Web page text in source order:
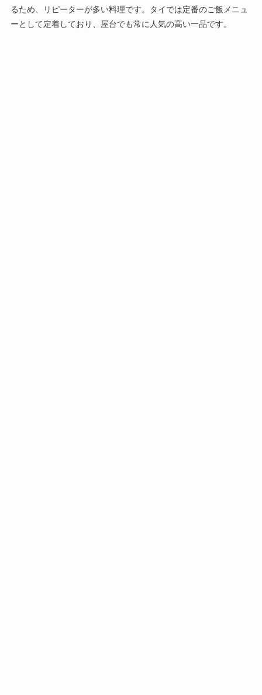
るため、リピーターが多い料理です。タイでは定番のご飯メニュ
ーとして定着しており、屋台でも常に人気の高い一品です。